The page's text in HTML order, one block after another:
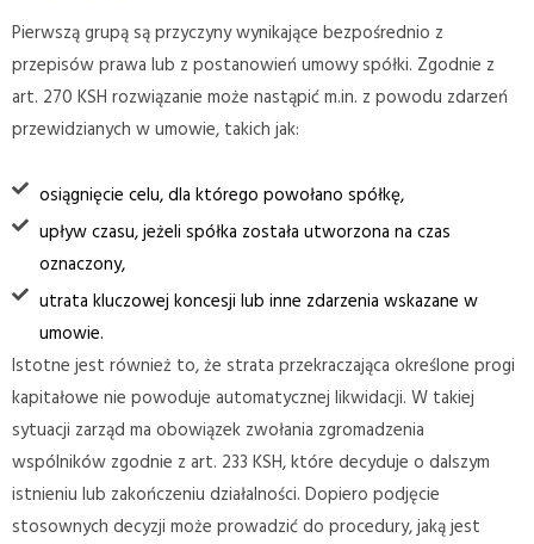
Pierwszą grupą są przyczyny wynikające bezpośrednio z
przepisów prawa lub z postanowień umowy spółki. Zgodnie z
art. 270 KSH rozwiązanie może nastąpić m.in. z powodu zdarzeń
przewidzianych w umowie, takich jak:
osiągnięcie celu, dla którego powołano spółkę,
upływ czasu, jeżeli spółka została utworzona na czas
oznaczony,
utrata kluczowej koncesji lub inne zdarzenia wskazane w
umowie.
Istotne jest również to, że strata przekraczająca określone progi
kapitałowe nie powoduje automatycznej likwidacji. W takiej
sytuacji zarząd ma obowiązek zwołania zgromadzenia
wspólników zgodnie z art. 233 KSH, które decyduje o dalszym
istnieniu lub zakończeniu działalności. Dopiero podjęcie
stosownych decyzji może prowadzić do procedury, jaką jest